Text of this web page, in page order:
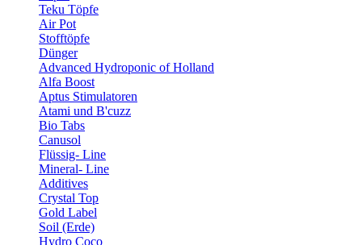
Teku Töpfe
Air Pot
Stofftöpfe
Dünger
Advanced Hydroponic of Holland
Alfa Boost
Aptus Stimulatoren
Atami und B'cuzz
Bio Tabs
Canusol
Flüssig- Line
Mineral- Line
Additives
Crystal Top
Gold Label
Soil (Erde)
Hydro Coco